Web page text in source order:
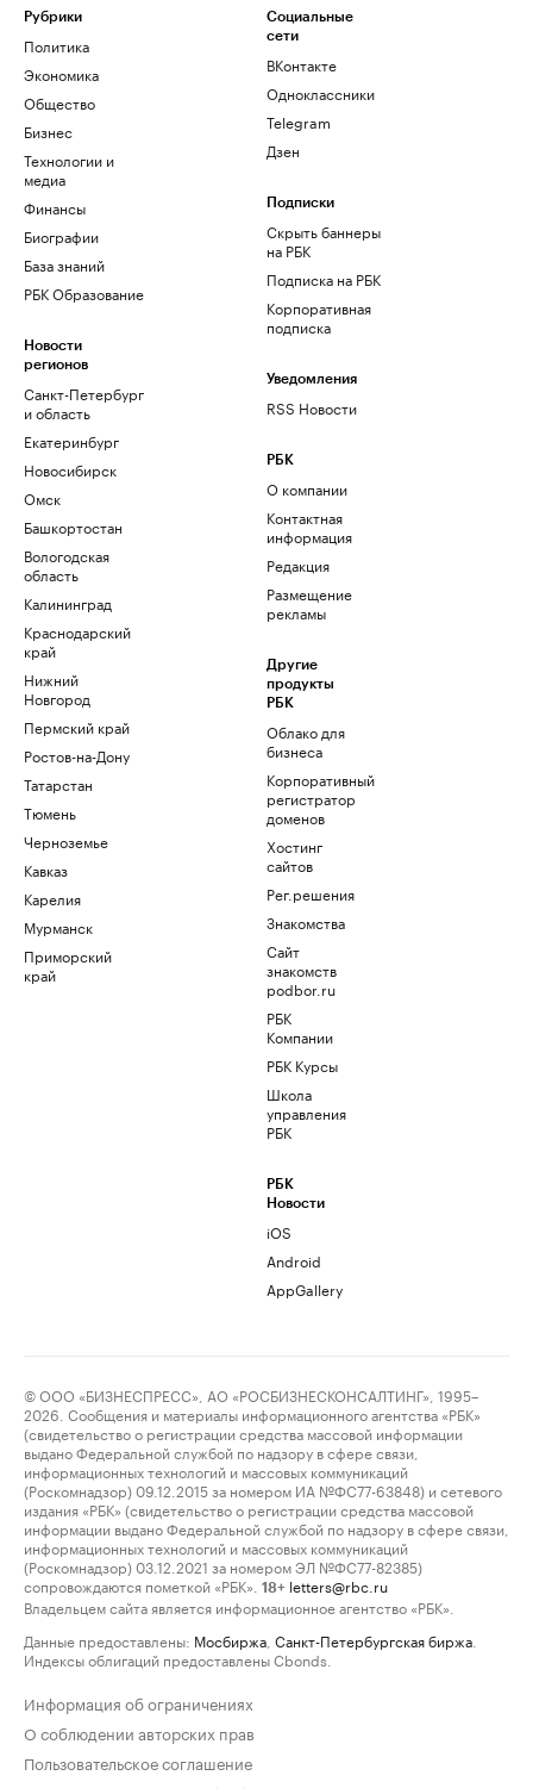
Рубрики
Политика
Экономика
Общество
Бизнес
Технологии и
медиа
Финансы
Биографии
База знаний
РБК Образование
Новости
регионов
Санкт-Петербург
и область
Екатеринбург
Новосибирск
Омск
Башкортостан
Вологодская
область
Калининград
Краснодарский
край
Нижний
Новгород
Пермский край
Ростов-на-Дону
Татарстан
Тюмень
Черноземье
Кавказ
Карелия
Мурманск
Приморский
край
Социальные
сети
ВКонтакте
Одноклассники
Telegram
Дзен
Подписки
Скрыть баннеры
на РБК
Подписка на РБК
Корпоративная
подписка
Уведомления
RSS Новости
РБК
О компании
Контактная
информация
Редакция
Размещение
рекламы
Другие
продукты
РБК
Облако для
бизнеса
Корпоративный
регистратор
доменов
Хостинг
сайтов
Рег.решения
Знакомства
Сайт
знакомств
podbor.ru
РБК
Компании
РБК Курсы
Школа
управления
РБК
РБК
Новости
iOS
Android
AppGallery
© ООО «БИЗНЕСПРЕСС», АО «РОСБИЗНЕСКОНСАЛТИНГ», 1995–
2026. Сообщения и материалы информационного агентства «РБК»
(свидетельство о регистрации средства массовой информации
выдано Федеральной службой по надзору в сфере связи,
информационных технологий и массовых коммуникаций
(Роскомнадзор) 09.12.2015 за номером ИА №ФС77-63848) и сетевого
издания «РБК» (свидетельство о регистрации средства массовой
информации выдано Федеральной службой по надзору в сфере связи,
информационных технологий и массовых коммуникаций
(Роскомнадзор) 03.12.2021 за номером ЭЛ №ФС77-82385)
сопровождаются пометкой «РБК».
18+ letters@rbc.ru
Владельцем сайта является информационное агентство «РБК».
Данные предоставлены: Мосбиржа Санкт-Петербургская биржа
Индексы облигаций предоставлены Cbonds.
Информация об ограничениях
О соблюдении авторских прав
Пользовательское соглашение